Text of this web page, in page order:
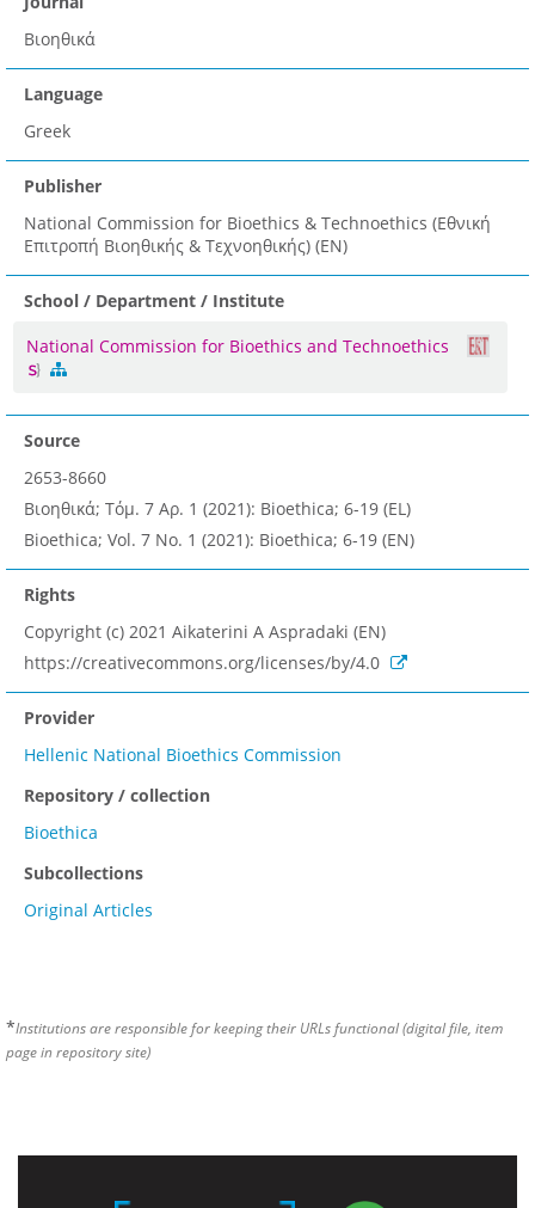
Βιοηθικά
Language
Greek
Publisher
National Commission for Bioethics & Technoethics (Εθνική
Επιτροπή Βιοηθικής & Τεχνοηθικής) (EN)
School / Department / Institute
National Commission for Bioethics and Technoethics
Source
2653-8660
Βιοηθικά; Τόμ. 7 Αρ. 1 (2021): Bioethica; 6-19 (EL)
Bioethica; Vol. 7 No. 1 (2021): Bioethica; 6-19 (EN)
Rights
Copyright (c) 2021 Aikaterini A Aspradaki (EN)
https://creativecommons.org/licenses/by/4.0
Provider
Hellenic National Bioethics Commission
Repository / collection
Bioethica
Subcollections
Original Articles
*Institutions are responsible for keeping their URLs functional (digital file, item
page in repository site)